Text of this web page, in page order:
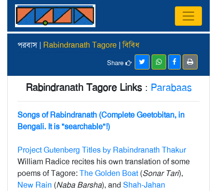
পরবাস | Rabindranath Tagore |বিবিধ
Share
Rabindranath Tagore Links: Parabaas
Songs of Rabindranath (Complete Geetobitan, in
Bengali. It is "searchable"!)
Project Gutenberg Titles by Rabindranath Thakur
William Radice recites his own translation of some
poems of Tagore:The Golden Boat (Sonar Tari),
New Rain (Naba Barsha), and Shah-Jahan